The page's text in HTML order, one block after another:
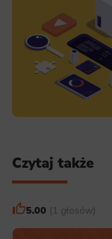
Czytaj także
5.00 1 głosów